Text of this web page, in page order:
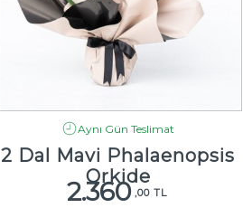
Aynı Gün Teslimat
2 Dal Mavi Phalaenopsis
Orkide
2.360 ,00 TL